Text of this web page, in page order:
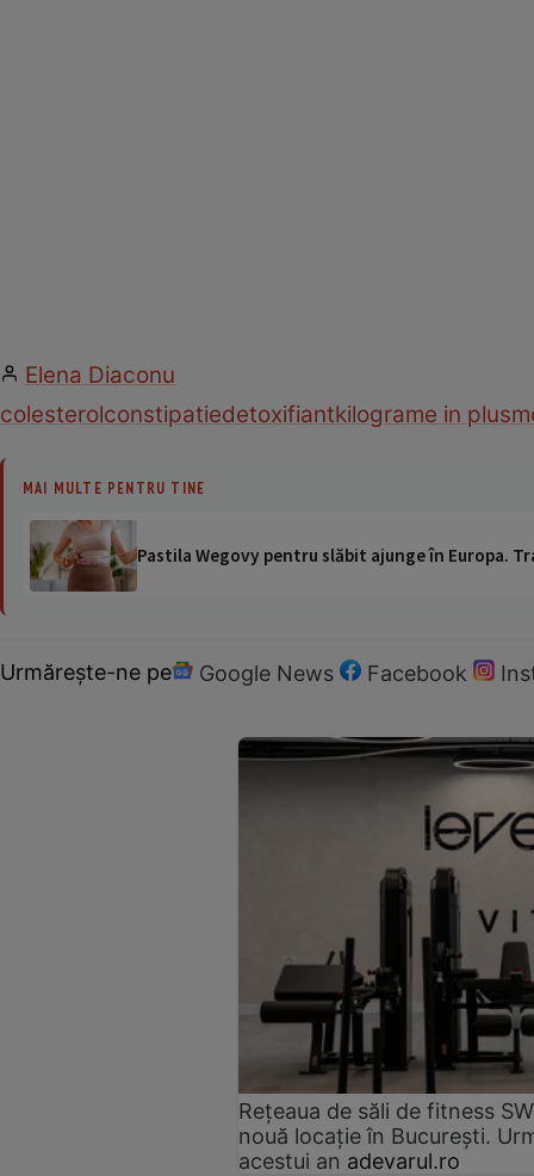
Elena Diaconu
colesterolconstipatiedetoxifiantkilograme in plus
MAI MULTE PENTRU TINE
Pastila Wegovy pentru slăbit ajunge în Europa.
Urmărește-ne pe Google News Facebook
Rețeaua de săli de fitness
nouă locație în București.
acestui an adevarul.ro